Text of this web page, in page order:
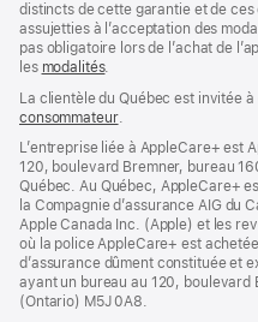
distincts de cette garantie et de
assujetties à l’acceptation des
pas obligatoire lors de l’achat de
les modalités(s’ouvre
une
nouvelle
fenêtre)
.
La clientèle du Québec est invitée
consommateur(s’ouvre
une
nouvelle
fenêtre)
.
L’entreprise liée à AppleCare+ est
120, boulevard Bremner, bureau
Québec. Au Québec, AppleCare+
la Compagnie d’assurance AIG du
Apple Canada Inc. (Apple) et les
où la police AppleCare+ est
d’assurance dûment constituée et
ayant un bureau au 120,
(Ontario) M5J 0A8.